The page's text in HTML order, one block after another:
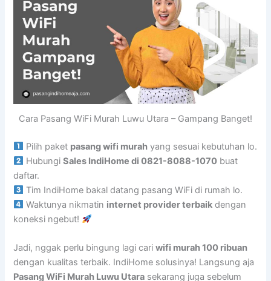
Cara Pasang WiFi Murah Luwu Utara – Gampang Banget!
Pilih paket pasang wifi murah yang sesuai kebutuhan lo.
HubungiSales IndiHome di 0821-8088-1070 buat
daftar.
Tim IndiHome bakal datang pasang WiFi di rumah lo.
Waktunya nikmatin internet provider terbaik dengan
koneksi ngebut!
Jadi, nggak perlu bingung lagi cariwifi murah 100 ribuan
dengan kualitas terbaik. IndiHome solusinya! Langsung aja
Pasang WiFi Murah Luwu Utara sekarang juga sebelum